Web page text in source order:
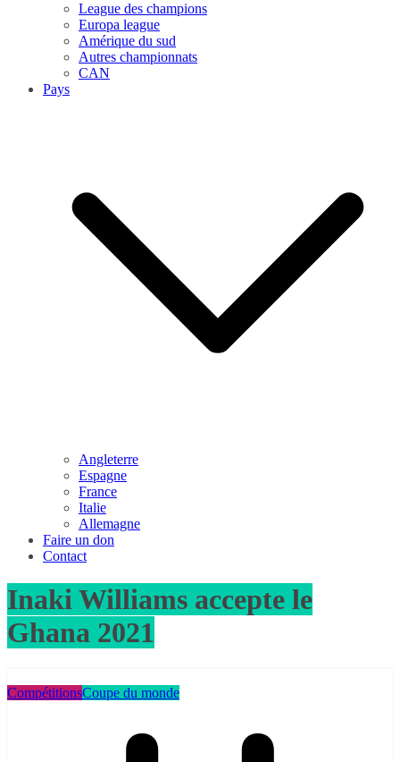
League des champions
Europa league
Amérique du sud
Autres championnats
CAN
Pays
Angleterre
Espagne
France
Italie
Allemagne
Faire un don
Contact
Inaki Williams accepte le
Ghana 2021
CompétitionsCoupe du monde